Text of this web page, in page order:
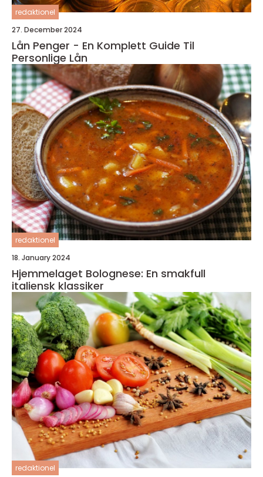
redaktionel
27. December 2024
Lån Penger - En Komplett Guide Til
Personlige Lån
redaktionel
18. January 2024
Hjemmelaget Bolognese: En smakfull
italiensk klassiker
redaktionel